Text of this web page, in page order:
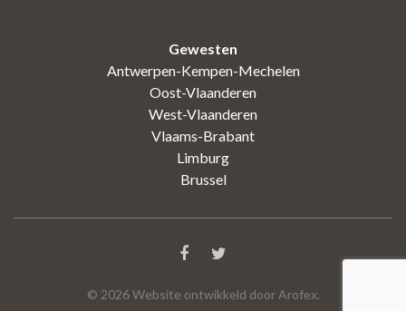
Gewesten
Antwerpen-Kempen-Mechelen
Oost-Vlaanderen
West-Vlaanderen
Vlaams-Brabant
Limburg
Brussel
© 2026Website ontwikkeld door Arofex.